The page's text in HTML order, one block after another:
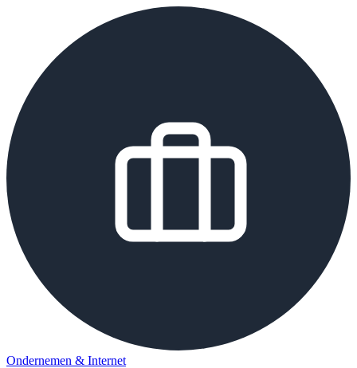
Ondernemen & Internet